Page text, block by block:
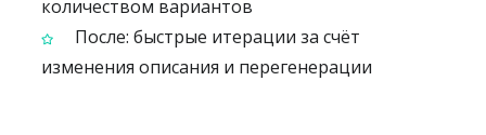
количеством вариантов
После: быстрые итерации за счёт
изменения описания и перегенерации